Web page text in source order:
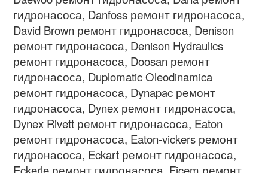
гидронасоса, Danfoss ремонт гидронасоса,
David Brown ремонт гидронасоса, Denison
ремонт гидронасоса, Denison Hydraulics
ремонт гидронасоса, Doosan ремонт
гидронасоса, Duplomatic Oleodinamica
ремонт гидронасоса, Dynapac ремонт
гидронасоса, Dynex ремонт гидронасоса,
Dynex Rivett ремонт гидронасоса, Eaton
ремонт гидронасоса, Eaton-vickers ремонт
гидронасоса, Eckart ремонт гидронасоса,